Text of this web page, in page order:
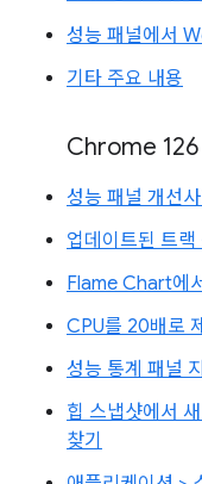
성능 패널에서
기타 주요 내용
Chrome 126
성능 패널 개선
업데이트된 트랙
Flame Chart에
CPU를 20배로
성능 통계 패널
힙 스냅샷에서
찾기